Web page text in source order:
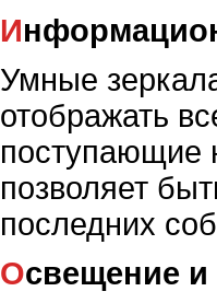
Умные
отображать
поступающие
позволяет
последних
Освещение